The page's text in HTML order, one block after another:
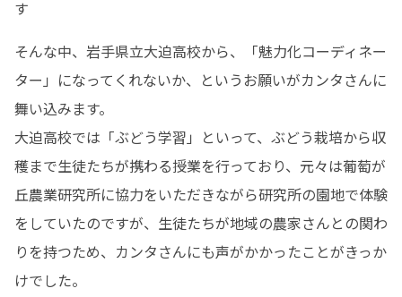
す
そんな中、岩手県立大迫高校から、「魅力化コーディネー
ター」になってくれないか、というお願いがカンタさんに
舞い込みます。
大迫高校では「ぶどう学習」といって、ぶどう栽培から収
穫まで生徒たちが携わる授業を行っており、元々は葡萄が
丘農業研究所に協力をいただきながら研究所の園地で体験
をしていたのですが、生徒たちが地域の農家さんとの関わ
りを持つため、カンタさんにも声がかかったことがきっか
けでした。